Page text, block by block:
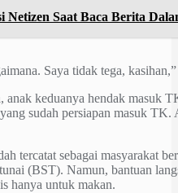
Netizen Saat Baca Berita
Saya tidak tega,
anak keduanya hendak masuk
sudah persiapan masuk
tercatat sebagai masyarakat
(BST). Namun, bantuan
hanya untuk makan.